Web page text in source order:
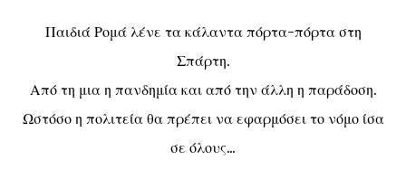
Παιδιά Ρομά λένε τα κάλαντα πόρτα-πόρτα στη
Σπάρτη.
Από τη μια η πανδημία και από την άλλη η παράδοση.
Ωστόσο η πολιτεία θα πρέπει να εφαρμόσει το νόμο ίσα
σε όλους...